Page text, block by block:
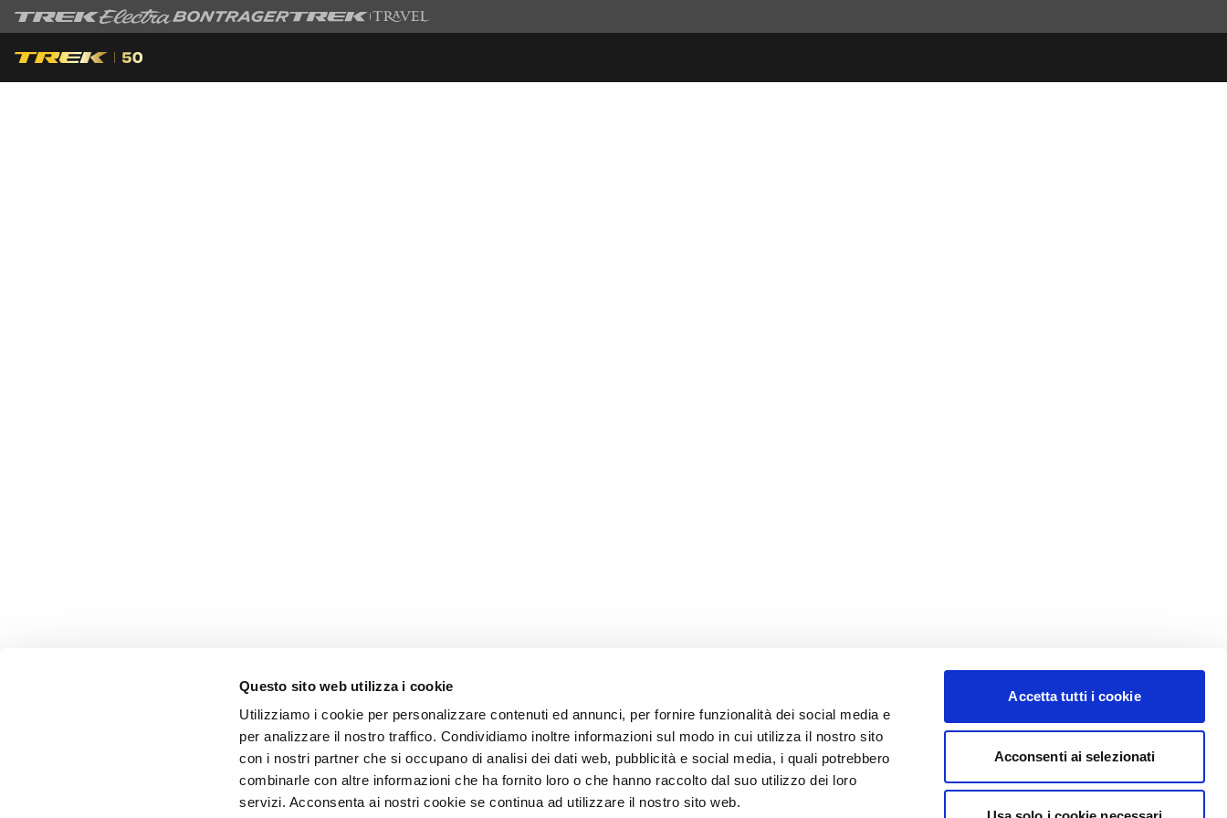
Questo sito web utilizza i cookie
Utilizziamo i cookie per personalizzare contenuti ed annunci, per fornire funzionalità dei social media e
per analizzare il nostro traffico. Condividiamo inoltre informazioni sul modo in cui utilizza il nostro sito
con i nostri partner che si occupano di analisi dei dati web, pubblicità e social media, i quali potrebbero
combinarle con altre informazioni che ha fornito loro o che hanno raccolto dal suo utilizzo dei loro
servizi. Acconsenta ai nostri cookie se continua ad utilizzare il nostro sito web.
Accetta tutti i cookie
Acconsenti ai selezionati